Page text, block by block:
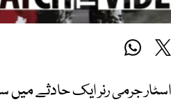
اسٹار جرمی رنر ایک حادثے